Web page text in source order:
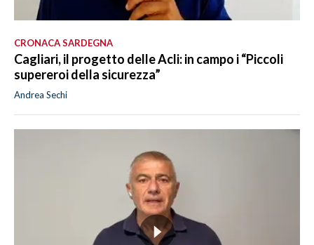
CRONACA SARDEGNA
Cagliari, il progetto delle Acli: in campo i “Piccoli
supereroi della sicurezza”
Andrea Sechi